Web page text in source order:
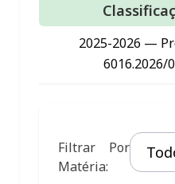
2025-2026 —
6016.2026/
Filtrar Por
Matéria: